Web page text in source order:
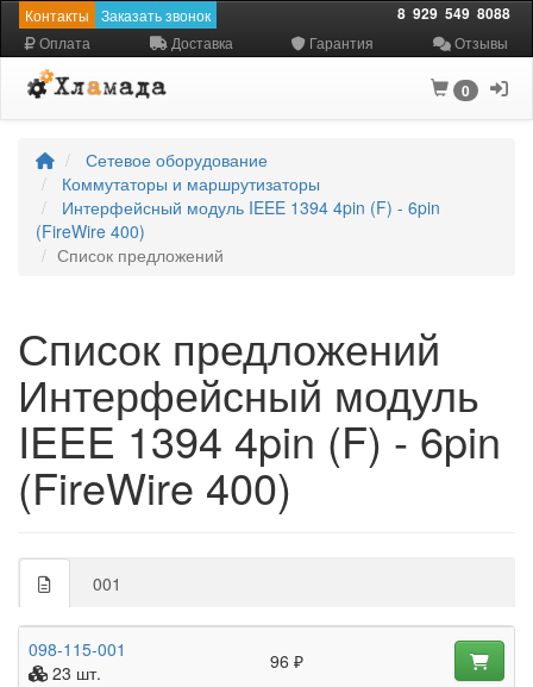
Контакты Заказать звонок 8 929 549 8088
Оплата Доставка Гарантия Отзывы
0
Сетевое оборудование
Коммутаторы и маршрутизаторы
Интерфейсный модуль IEEE 1394 4pin (F) - 6pin
(FireWire 400)
Список предложений
Список предложений
Интерфейсный модуль
IEEE 1394 4pin (F) - 6pin
(FireWire 400)
001
098-115-001
23 шт.
96 ₽